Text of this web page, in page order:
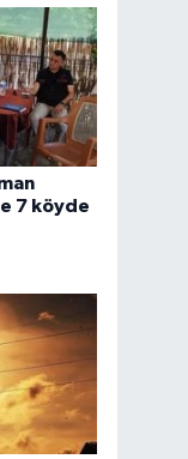
7 köyde